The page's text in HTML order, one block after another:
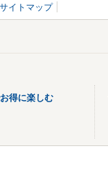
サイトマップ
得に楽しむ